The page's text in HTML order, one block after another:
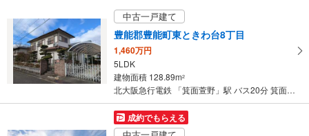
け
取
る
・
条
マ
中古一戸建て
豊能郡豊能町東ときわ台8丁目
1,460万円
5LDK
建物面積 128.89m2
北大阪急行電鉄 「箕面萱野」駅 バス20分 箕面森町地区センター バス停下車 徒歩23分 ※最寄りの『東ときわ台九丁目』停より『箕面森町地区センター』行バス有り
成約でもらえる